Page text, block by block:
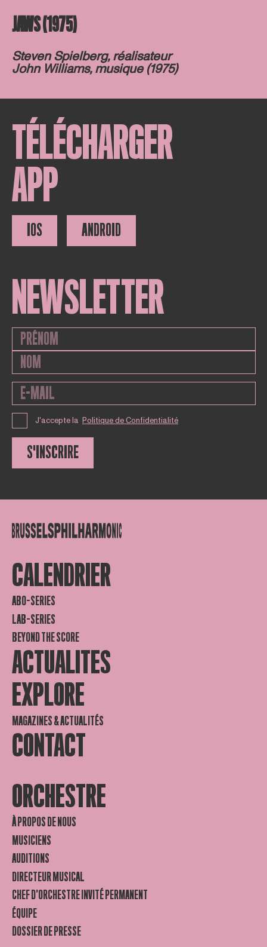
JAWS (1975)
Steven Spielberg, réalisateur
John Williams, musique (1975)
TÉLÉCHARGER
APP
IOS ANDROID
NEWSLETTER
J'accepte la Politique de Confidentialité
S'INSCRIRE
CALENDRIER
ABO-SERIES
LAB-SERIES
BEYOND THE SCORE
ACTUALITES
EXPLORE
MAGAZINES & ACTUALITÉS
CONTACT
ORCHESTRE
À PROPOS DE NOUS
MUSICIENS
AUDITIONS
DIRECTEUR MUSICAL
CHEF D’ORCHESTRE INVITÉ PERMANENT
ÉQUIPE
DOSSIER DE PRESSE